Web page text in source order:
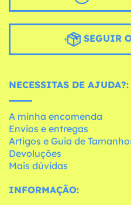
SEGUIR
NECESSITAS DE AJUDA?:
A minha encomenda
Envios e entregas
Artigos e Guia de
Devoluções
Mais dúvidas
INFORMAÇÃO: